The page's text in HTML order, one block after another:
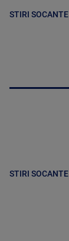
STIRI SOCANTE
STIRI SOCANTE